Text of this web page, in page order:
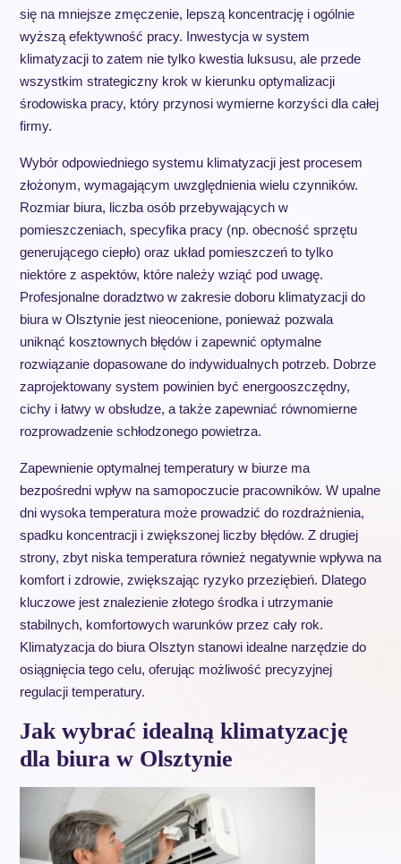
się na mniejsze zmęczenie, lepszą koncentrację i ogólnie
wyższą efektywność pracy. Inwestycja w system
klimatyzacji to zatem nie tylko kwestia luksusu, ale przede
wszystkim strategiczny krok w kierunku optymalizacji
środowiska pracy, który przynosi wymierne korzyści dla całej
firmy.
Wybór odpowiedniego systemu klimatyzacji jest procesem
złożonym, wymagającym uwzględnienia wielu czynników.
Rozmiar biura, liczba osób przebywających w
pomieszczeniach, specyfika pracy (np. obecność sprzętu
generującego ciepło) oraz układ pomieszczeń to tylko
niektóre z aspektów, które należy wziąć pod uwagę.
Profesjonalne doradztwo w zakresie doboru klimatyzacji do
biura w Olsztynie jest nieocenione, ponieważ pozwala
uniknąć kosztownych błędów i zapewnić optymalne
rozwiązanie dopasowane do indywidualnych potrzeb. Dobrze
zaprojektowany system powinien być energooszczędny,
cichy i łatwy w obsłudze, a także zapewniać równomierne
rozprowadzenie schłodzonego powietrza.
Zapewnienie optymalnej temperatury w biurze ma
bezpośredni wpływ na samopoczucie pracowników. W upalne
dni wysoka temperatura może prowadzić do rozdrażnienia,
spadku koncentracji i zwiększonej liczby błędów. Z drugiej
strony, zbyt niska temperatura również negatywnie wpływa na
komfort i zdrowie, zwiększając ryzyko przeziębień. Dlatego
kluczowe jest znalezienie złotego środka i utrzymanie
stabilnych, komfortowych warunków przez cały rok.
Klimatyzacja do biura Olsztyn stanowi idealne narzędzie do
osiągnięcia tego celu, oferując możliwość precyzyjnej
regulacji temperatury.
Jak wybrać idealną klimatyzację
dla biura w Olsztynie